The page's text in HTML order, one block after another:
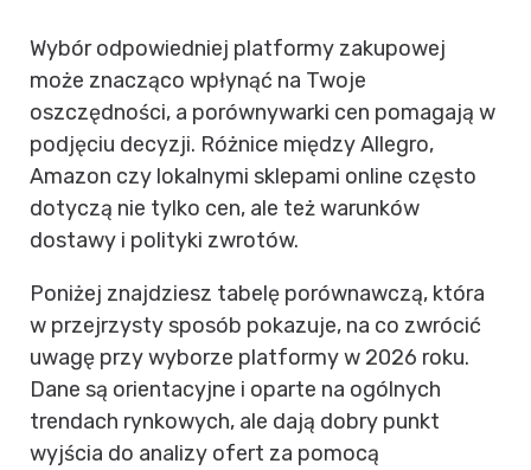
Wybór odpowiedniej platformy zakupowej
może znacząco wpłynąć na Twoje
oszczędności, a porównywarki cen pomagają w
podjęciu decyzji. Różnice między Allegro,
Amazon czy lokalnymi sklepami online często
dotyczą nie tylko cen, ale też warunków
dostawy i polityki zwrotów.
Poniżej znajdziesz tabelę porównawczą, która
w przejrzysty sposób pokazuje, na co zwrócić
uwagę przy wyborze platformy w 2026 roku.
Dane są orientacyjne i oparte na ogólnych
trendach rynkowych, ale dają dobry punkt
wyjścia do analizy ofert za pomocą